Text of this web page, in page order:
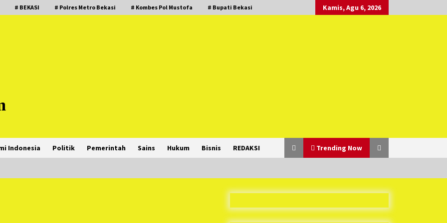
# BEKASI # Polres Metro Bekasi # Kombes Pol Mustofa # Bupati Bekasi Kamis, Agu 6, 2026
Indonesia Politik Pemerintah Sains Hukum Bisnis REDAKSI Trending Now
Tak Dapat Fasilitas yang Sesuai,
Para Peserta Retret Aparatur Desa